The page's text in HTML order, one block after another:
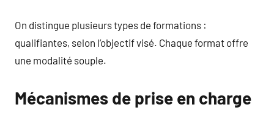
On distingue plusieurs types de formations :
qualifiantes, selon l’objectif visé. Chaque format offre
une modalité souple.
Mécanismes de prise en charge